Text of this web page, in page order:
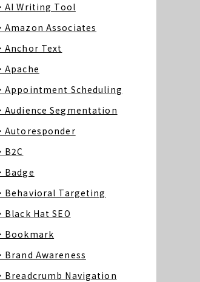
AI Writing Tool
Amazon Associates
Anchor Text
Apache
Appointment Scheduling
Audience Segmentation
Autoresponder
B2C
Badge
Behavioral Targeting
Black Hat SEO
Bookmark
Brand Awareness
Breadcrumb Navigation